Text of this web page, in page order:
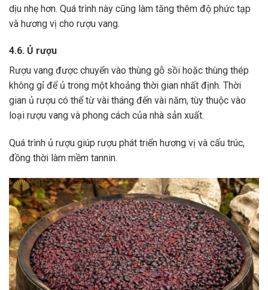
dịu nhẹ hơn. Quá trình này cũng làm tăng thêm độ phức tạp
và hương vị cho rượu vang.
4.6. Ủ rượu
Rượu vang được chuyển vào thùng gỗ sồi hoặc thùng thép
không gỉ để ủ trong một khoảng thời gian nhất định. Thời
gian ủ rượu có thể từ vài tháng đến vài năm, tùy thuộc vào
loại rượu vang và phong cách của nhà sản xuất.
Quá trình ủ rượu giúp rượu phát triển hương vị và cấu trúc,
đồng thời làm mềm tannin.